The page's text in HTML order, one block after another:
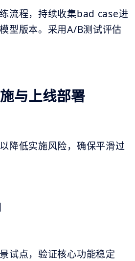
流程，持续收集bad case进
型版本。采用A/B测试评估
与上线部署
降低实施风险，确保平滑过
试点，验证核心功能稳定